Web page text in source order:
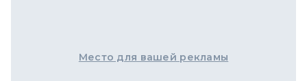
Место для вашей рекламы